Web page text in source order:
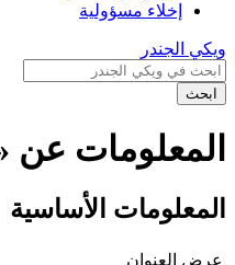
إخلاء مسؤولية
ويكي الجندر
ابحث
المعلومات
المعلومات الأساسية
عرض العنوان